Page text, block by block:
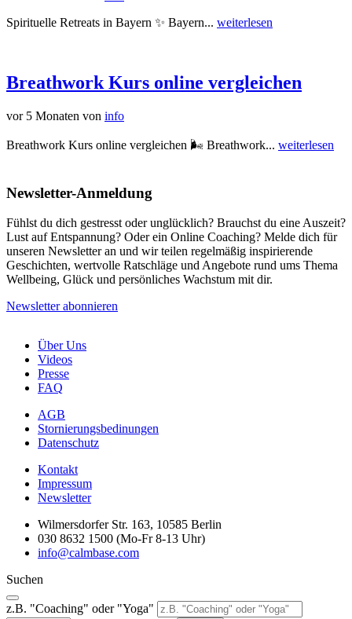
Spirituelle Retreats in Bayern ✨ Bayern... weiterlesen
Breathwork Kurs online vergleichen
vor 5 Monaten von info
Breathwork Kurs online vergleichen 🌬️ Breathwork... weiterlesen
Newsletter-Anmeldung
Fühlst du dich gestresst oder unglücklich? Brauchst du eine Auszeit?
Lust auf Entspannung? Oder ein Online Coaching? Melde dich für
unseren Newsletter an und wir teilen regelmäßig inspirierende
Geschichten, wertvolle Ratschläge und Angebote rund ums Thema
Wellbeing, Glück und persönliches Wachstum mit dir.
Newsletter abonnieren
Über Uns
Videos
Presse
FAQ
AGB
Stornierungsbedinungen
Datenschutz
Kontakt
Impressum
Newsletter
Wilmersdorfer Str. 163, 10585 Berlin
030 8632 1500 (Mo-Fr 8-13 Uhr)
info@calmbase.com
Suchen
z.B. "Coaching" oder "Yoga"